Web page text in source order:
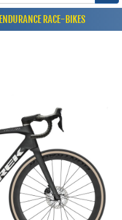
ENDURANCE RACE-BIKES